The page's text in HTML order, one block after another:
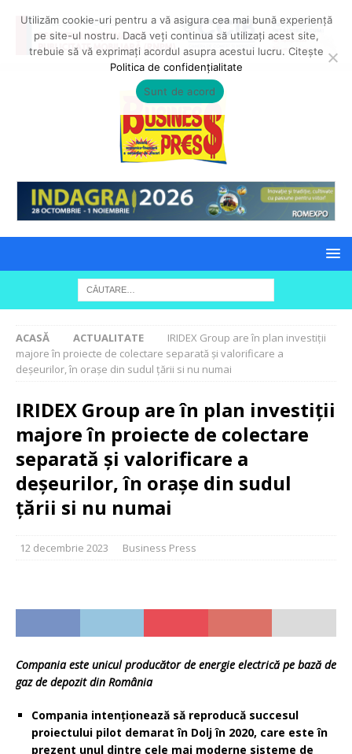
ACASĂ ACTUALITATE
IRIDEX Group are în plan investiții
majore în proiecte de colectare separată și valorificare a
deșeurilor, în orașe din sudul țării si nu numai
IRIDEX Group are în plan investiții
majore în proiecte de colectare
separată și valorificare a
deșeurilor, în orașe din sudul
țării si nu numai
12 decembrie 2023 Business Press
Compania este unicul producător de energie electrică pe bază de
gaz de depozit din România
Compania intenționează să reproducă succesul
proiectului pilot demarat în Dolj în 2020, care este în
prezent unul dintre cele mai moderne sisteme de
Utilizăm cookie-uri pentru a vă asigura cea mai bună experiență
pe site-ul nostru. Dacă veți continua să utilizați acest site,
trebuie să vă exprimați acordul asupra acestui lucru. Citește
Politica de confidențialitate
Sunt de acord